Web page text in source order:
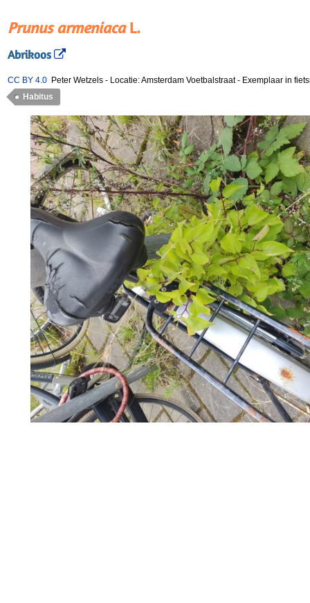
Prunus armeniacaL.
Abrikoos
CC BY 4.0 Peter Wetzels - Locatie: Amsterdam Voetbalstraat- Exemplaar in
Habitus